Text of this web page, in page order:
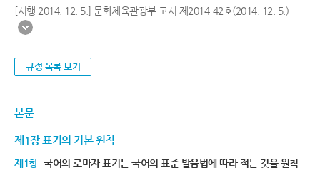
[시행 2014. 12. 5.] 문화체육관광부 고시 제2014-42호(2014. 12. 5.)
규정 목록 보기
본문
제1장 표기의 기본 원칙
제1항 국어의 로마자 표기는 국어의 표준 발음법에 따라 적는 것을 원칙